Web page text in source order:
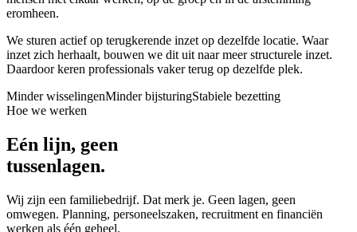
eromheen.
We sturen actief op terugkerende inzet op dezelfde locatie. Waar
inzet zich herhaalt, bouwen we dit uit naar meer structurele inzet.
Daardoor keren professionals vaker terug op dezelfde plek.
Minder wisselingenMinder bijsturingStabiele bezetting
Hoe we werken
Eén lijn, geen
tussenlagen.
Wij zijn een familiebedrijf. Dat merk je. Geen lagen, geen
omwegen. Planning, personeelszaken, recruitment en financiën
werken als één geheel.